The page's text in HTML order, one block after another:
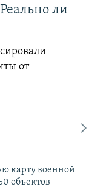
ли
от
карту военной
объектов